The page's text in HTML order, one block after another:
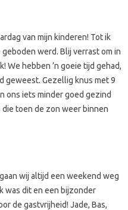
van mijn kinderen! Tot ik
werd. Blij verrast om in
We hebben ’n goeie tijd gehad,
geweest. Gezellig knus met 9
ons iets minder goed gezind
die toen de zon weer binnen
wij altijd een weekend weg
was dit en een bijzonder
de gastvrijheid! Jade, Bas,